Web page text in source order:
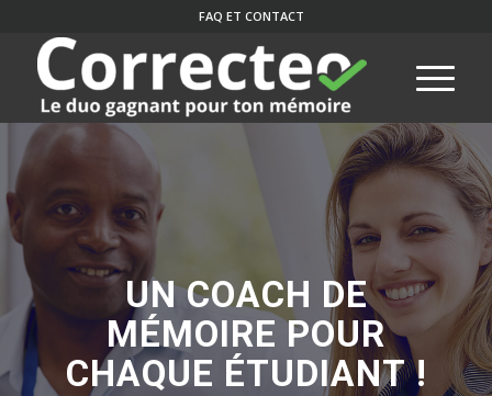
FAQ ET CONTACT
UN COACH DE
MÉMOIRE POUR
CHAQUE ÉTUDIANT !